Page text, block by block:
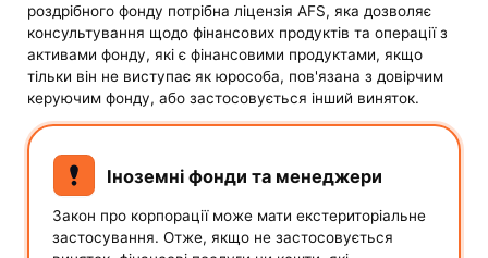
роздрібного фонду потрібна ліцензія AFS, яка дозволяє
консультування щодо фінансових продуктів та операції з
активами фонду, які є фінансовими продуктами, якщо
тільки він не виступає як юрособа, пов'язана з довірчим
керуючим фонду, або застосовується інший виняток.
Іноземні фонди та менеджери
Закон про корпорації може мати екстериторіальне
застосування. Отже, якщо не застосовується